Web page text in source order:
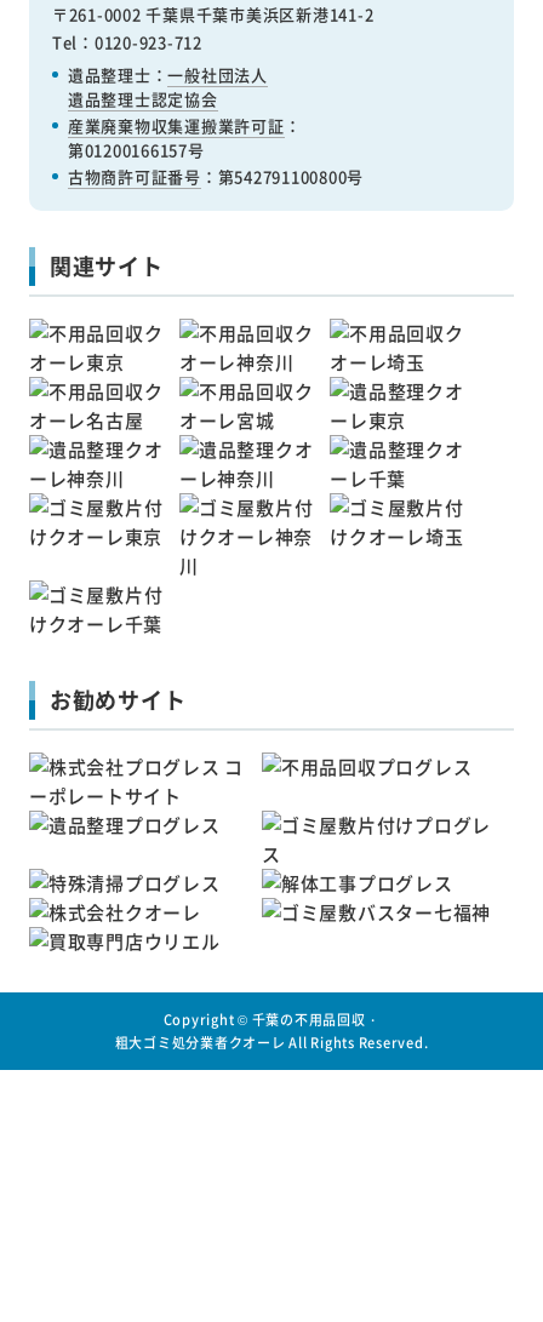
〒261-0002 千葉県千葉市美浜区新港141-2
Tel：0120-923-712
遺品整理士：一般社団法人
遺品整理士認定協会
産業廃棄物収集運搬業許可証 ：
第01200166157号
古物商許可証番号 ：第542791100800号
関連サイト
お勧めサイト
Copyright © 千葉の不用品回収・
粗大ゴミ処分業者クオーレ All Rights Reserved.